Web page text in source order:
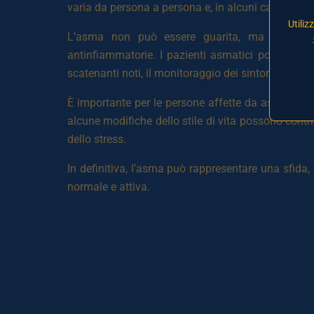
varia da persona a persona e, in alcuni casi,
L’asma non può essere guarita, ma può
antinfiammatorie. I pazienti asmatici possono
scatenanti noti, il monitoraggio dei sintomi e
È importante per le persone affette da asma
alcune modifiche dello stile di vita possono
dello stress.
In definitiva, l’asma può rappresentare una
normale e attiva.